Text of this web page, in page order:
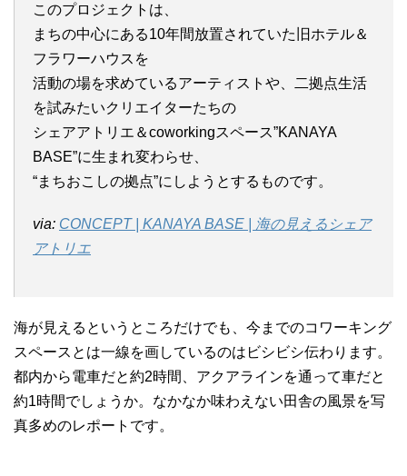
このプロジェクトは、
まちの中心にある10年間放置されていた旧ホテル＆
フラワーハウスを
活動の場を求めているアーティストや、二拠点生活
を試みたいクリエイターたちの
シェアアトリエ＆coworkingスペース”KANAYA
BASE”に生まれ変わらせ、
“まちおこしの拠点”にしようとするものです。
via: CONCEPT | KANAYA BASE | 海の見えるシェア
アトリエ
海が見えるというところだけでも、今までのコワーキング
スペースとは一線を画しているのはビシビシ伝わります。
都内から電車だと約2時間、アクアラインを通って車だと
約1時間でしょうか。なかなか味わえない田舎の風景を写
真多めのレポートです。